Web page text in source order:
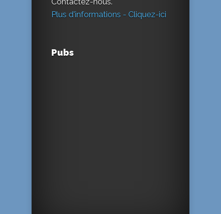
Plus d'informations - Cliquez-ici
Pubs